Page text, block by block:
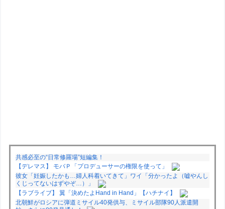
共感必至の“日常修羅場”短編集！
【デレマス】 モバＰ「プロデューサーの権限を使って」
彼女「妊娠したかも…婦人科着いてきて」ワイ「分かったよ（嘘やんし
くじってないはずやぞ…）」
【ラブライブ】 翼「決めたよHand in Hand」【ハチナイ】
北朝鮮がロシアに弾道ミサイル40発供与、ミサイル部隊90人派遣開